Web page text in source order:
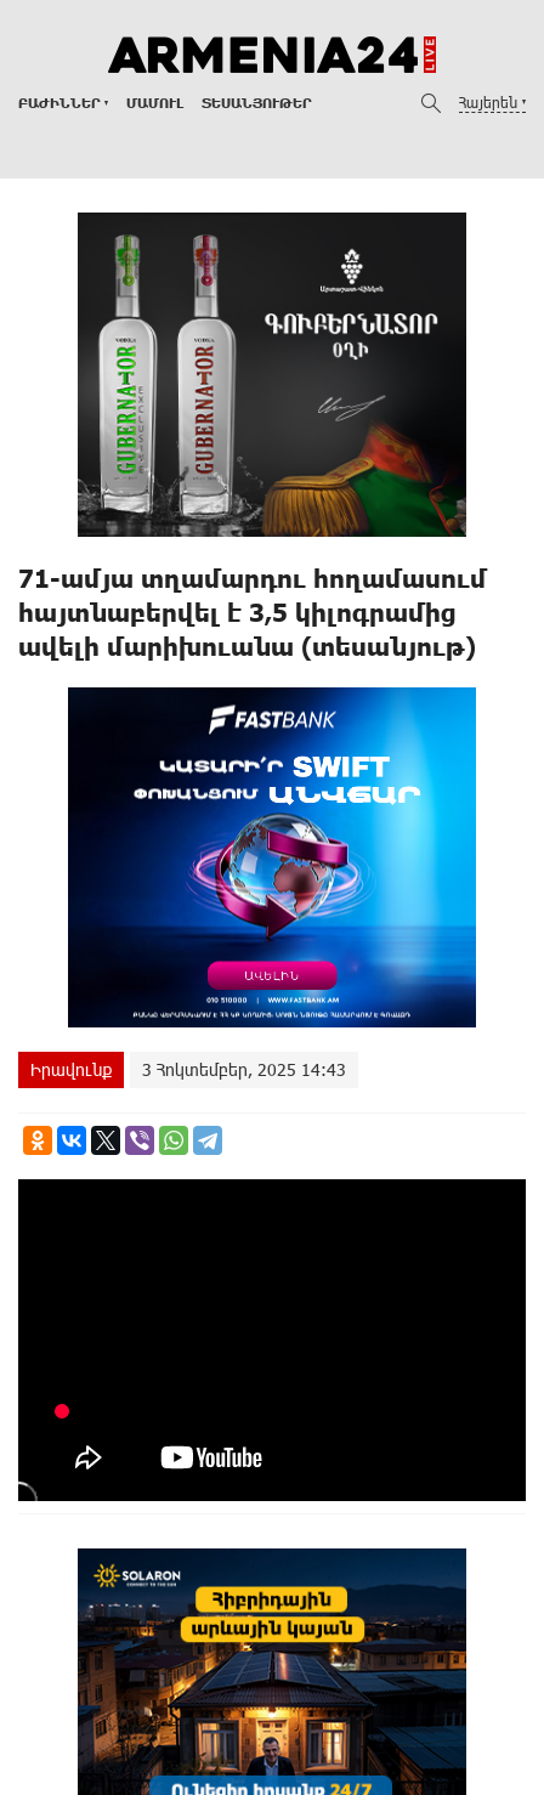
ԲԱԺԻՆՆԵՐ ՄԱՄՈՒԼ ՏԵՍԱՆՅՈՒԹԵՐ Հայերեն
71-ամյա տղամարդու հողամասում
hայտնաբերվել է 3,5 կիլոգրամից
ավելի մարիխուանա (տեսանյութ)
Իրավունք 3 Հոկտեմբեր, 2025 14:43